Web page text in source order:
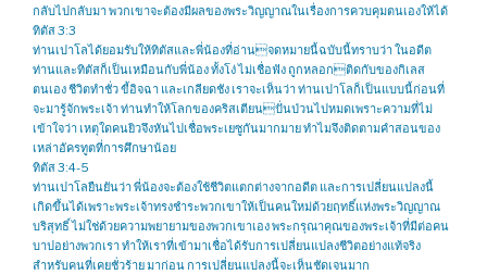
กลับไปกลับมา พวกเขาจะต้องมีผลของพระวิญญาณในเรื่องการควบคุมตนเองให้ได้
ทิตัส 3:3
ท่านเปาโลได้ยอมรับให้ทิตัสและพี่น้องที่อ่านจดหมายนี้ฉบับนี้ทราบว่า ในอดีต
ท่านและทิตัสก็เป็นเหมือนกับพี่น้อง ทั้งโง่ ไม่เชื่อฟัง ถูกหลอกติดกับของกิเลส
ตนเอง ชีวิตทำชั่ว ขี้อิจฉา และเกลียดชัง เราจะเห็นว่า ท่านเปาโลก็เป็นแบบนี้ก่อนที่
จะมารู้จักพระเจ้า ท่านทำให้โลกของคริสเตียนปั่นป่วนไปหมดเพราะความที่ไม่
เข้าใจว่า เหตุใดคนยิวจึงหันไปเชื่อพระเยซูกันมากมาย ทำไมจึงติดตามคำสอนของ
เหล่าอัครทูตที่การศึกษาน้อย
ทิตัส 3:4-5
ท่านเปาโลยืนยันว่า พี่น้องจะต้องใช้ชีวิตแตกต่างจากอดีต และการเปลี่ยนแปลงนี้
เกิดขึ้นได้เพราะพระเจ้าทรงชำระพวกเขาให้เป็นคนใหม่ด้วยฤทธิ์แห่งพระวิญญาณ
บริสุทธิ์ ไม่ใช่ด้วยความพยายามของพวกเขาเอง พระกรุณาคุณของพระเจ้าที่มีต่อคน
บาปอย่างพวกเรา ทำให้เราที่เข้ามาเชื่อได้รับการเปลี่ยนแปลงชีวิตอย่างแท้จริง
สำหรับคนที่เคยชั่วร้าย มาก่อน การเปลี่ยนแปลงนี้จะเห็นชัดเจนมาก